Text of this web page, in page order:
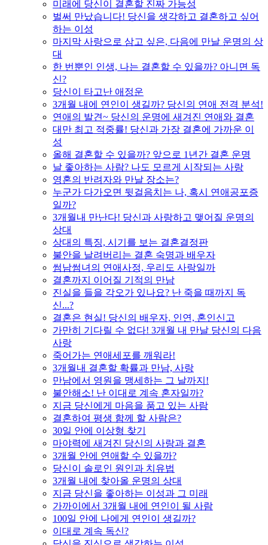
미래에 당신이 결혼할 진짜 가능성
벌써 만났습니다! 당신을 생각하고 결혼하고 싶어
하는 이성
마지막 사랑으로 삼고 싶은, 다음에 만날 운명의 상
대
한 번뿐인 인생, 나는 결혼할 수 있을까? 아니면 독
신?
당신이 타고난 애정운
3개월 내에 연인이 생길까? 당신의 연애 전격 분석!
연애의 발견~ 당신의 운명에 새겨진 연애와 결혼
대만 최고 적중률! 당신과 가장 결혼에 가까운 이
성
올해 결혼할 수 있을까? 앞으로 1년간 결혼 운명
날 좋아하는 사람? 나도 모르게 시작되는 사랑
영혼의 반려자와 만날 장소는?
누군가 다가오면 뒷걸음치는 나, 혹시 연애공포증
일까?
3개월내 만난다! 당신과 사랑하고 맺어질 운명의
상대
상대의 특징, 시기를 보는 결혼결정판
불안을 날려버리는 결혼 숙명과 배우자
썸남썸녀의 연애사정, 우리도 사랑일까
결혼까지 이어질 기적의 만남
진실을 들을 각오가 있나요? 난 죽을 때까지 독
신...?
결혼은 현실! 당신의 배우자, 인연, 혼인신고
가만히 기다릴 수 없다! 3개월 내 만날 당신의 다음
사랑
죽어가는 연애세포를 깨워라!
3개월내 결혼할 확률과 만남, 사랑
만남에서 영원을 맹세하는 그 날까지!
불안해소! 난 이대로 계속 혼자일까?
지금 당신에게 마음을 품고 있는 사람
결혼하여 평생 함께 할 사람은?
30일 안에 이상형 찾기
마야력에 새겨진 당신의 사랑과 결혼
3개월 안에 연애할 수 있을까?
당신이 솔로인 원인과 치유법
3개월 내에 찾아올 운명의 상대
지금 당신을 좋아하는 이성과 그 미래
가까이에서 3개월 내에 연인이 될 사람
100일 안에 나에게 연인이 생길까?
이대로 계속 독신?